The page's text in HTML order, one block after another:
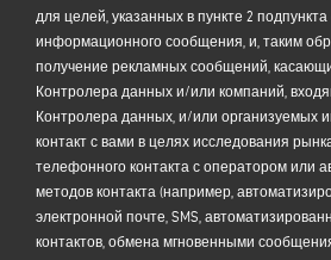
сбора данных в разделе "КОНТАКТЫ"на
(www.emmegi.com, "Сайт").
Контролер намерен обрабатывать ваши
с целью:
(a)ответить на ваше сообщение или
отправленный через эту форму,
о предлагаемых продуктах или услугах
бесплатных приглашений и
компании), получить коммерческое
основанием для этой цели является
для целей, указанных в пункте 2
информационного сообщения, и, таким
получение рекламных сообщений,
Контролера данных и/или компаний,
Контролера данных, и/или организуемых
контакт с вами в целях исследования
телефонного контакта с оператором или
методов контакта (например,
электронной почте, SMS,
контактов, обмена мгновенными